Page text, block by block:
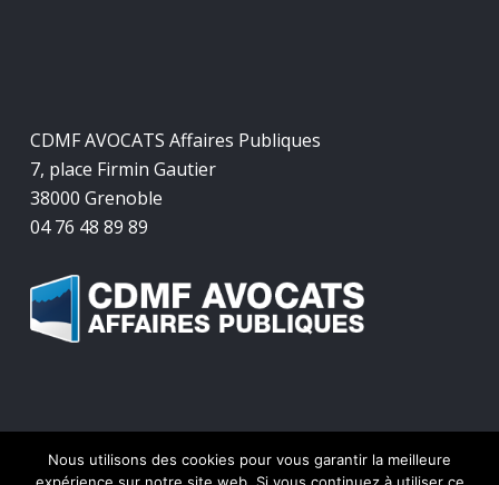
CDMF AVOCATS Affaires Publiques
7, place Firmin Gautier
38000 Grenoble
04 76 48 89 89
Nous utilisons des cookies pour vous garantir la meilleure